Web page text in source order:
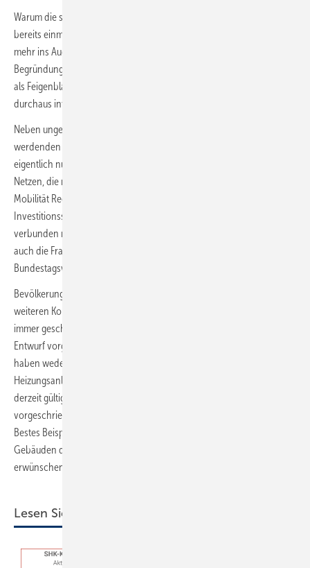
Warum die steuerliche Erleichterung solcher Maßnahmen − wie ja
bereits einmal erfolgreich mit dem § 82a EStDV praktiziert − nicht
mehr ins Auge gefasst wird, das dürfte ein Geheimnis bleiben. Die
Begründungen dazu, insbesondere über die ja ohnehin immer gern
als Feigenblatt dienenden „Europarechtlichen Bedenken“, sind schon
durchaus interessant.
Neben ungezählten Fragen, beispielsweise nach dem erforderlich
werdenden gigantischen Stromangebot, dass bei diesem Vorhaben ja
eigentlich nur aus Umweltenergien stammen darf; den dazugehörigen
Netzen, die natürlich auch dem gleichzeitigen Hochfahren der E-
Mobilität Rechnung tragen; der unüberschaubar anmutenden
Investitionssumme zur Ertüchtigung von Millionen Gebäuden, immer
verbunden mit Material- und Lieferengpässen, muss am Ende aber
auch die Frage gestattet sein: Wer soll nach der nächsten
Bundestagswahl diese Suppe auslöffeln?
Bevölkerung und Wirtschaft mit Verordnungsvorgaben und immer
weiteren Kontrollen unter Druck setzen zu wollen, ist bislang fast
immer gescheitert. Beste Beispiele sind ja die, dem neuen GEG-
Entwurf vorgeschalteten Verordnungen: Über Jahrzehnte hinweg
haben weder Wärmeschutzverordnung,
Heizungsanlagenverordnung, Energieeinsparverordnung noch das
derzeit gültige Gebäudeenergiegesetz dazu geführt, dass die dort
vorgeschriebenen Maßnahmen zufriedenstellend umgesetzt wurden.
Bestes Beispiel der Verweigerungshaltung sind die Defizite in und an
Gebäuden der öffentlichen Hand selbst. Allein diese rasch auf den
erwünschen Stand zu bringen, erscheint unrealistisch.
Lesen Sie auch: